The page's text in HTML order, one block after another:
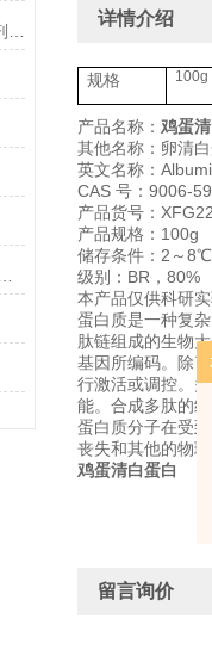
详情介绍
规格 100g
产品名称： 鸡蛋
其他名称：卵清
英文名称：
CAS 号：9006-
产品货号：
产品规格：100g
储存条件：2～8℃
级别：BR，80%
本产品仅供科研
蛋白质是一种复
肽链组成的生物
基因所编码。除
行激活或调控。
能。合成多肽的
蛋白质分子在受
丧失和其他的物
鸡蛋清白蛋白
留言询价